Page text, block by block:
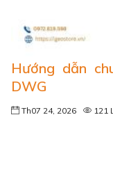
Hướng dẫn
DWG
Th07 24, 2026 121